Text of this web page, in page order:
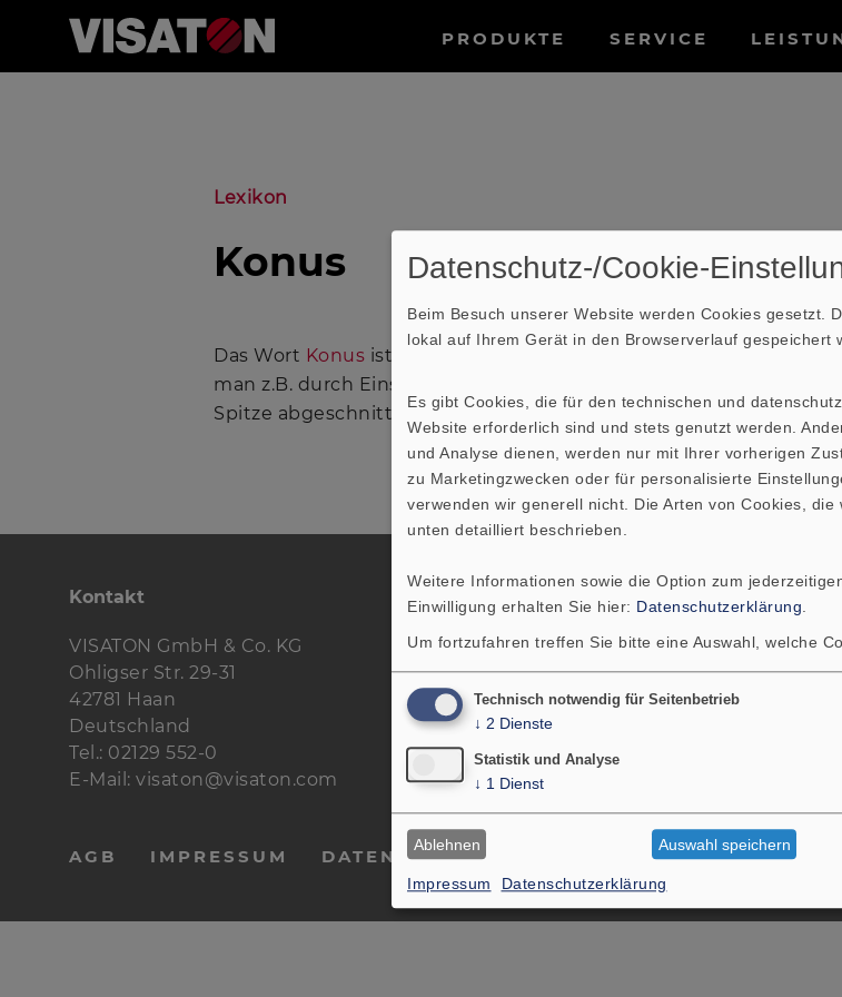
Hauptnavigation
PRODUKTE SERVICE
Lexikon
Konus
Das Wort Konus ist eine andere Bezeichnung für den
man z.B. durch Einschneiden und Zusammendrehen eines
Spitze abgeschnitten, hat man einen Kegelstumpf bzw.Konus.
Kontakt
VISATON GmbH & Co. KG
Ohligser Str. 29-31
42781 Haan
Deutschland
Tel.: 02129 552-0
E-Mail: visaton@visaton.com
AGB IMPRESSUM DATENSCHUTZ DOWNLOADS
Datenschutz-/Cookie-
Beim Besuch unserer Website werden Cookies gesetzt.
lokal auf Ihrem Gerät in den Browserverlauf gespeichert
Es gibt Cookies, die für den technischen und
Website erforderlich sind und stets genutzt werden.
und Analyse dienen, werden nur mit Ihrer vorherigen
zu Marketingzwecken oder für personalisierte
verwenden wir generell nicht. Die Arten von Cookies,
unten detailliert beschrieben.
Weitere Informationen sowie die Option zum
Einwilligung erhalten Sie hier: Datenschutzerklärung
Um fortzufahren treffen Sie bitte eine Auswahl, welche
Impressum Datenschutzerklärung
Technisch notwendig für Seitenbetrieb
↓ 2 Dienste
Statistik und Analyse
↓ 1 Dienst
Ablehnen Auswahl speichern